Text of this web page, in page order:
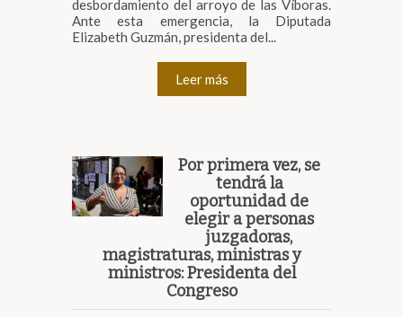
desbordamiento del arroyo de las Víboras.
Ante esta emergencia, la Diputada
Elizabeth Guzmán, presidenta del...
Leer más
Por primera vez, se
tendrá la
oportunidad de
elegir a personas
juzgadoras,
magistraturas, ministras y
ministros: Presidenta del
Congreso